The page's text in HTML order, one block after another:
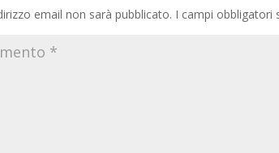
email non sarà pubblicato. I campi obbligatori